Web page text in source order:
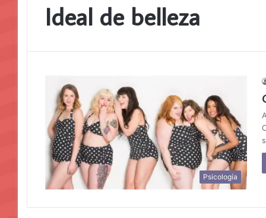
Ideal de belleza
Psicología